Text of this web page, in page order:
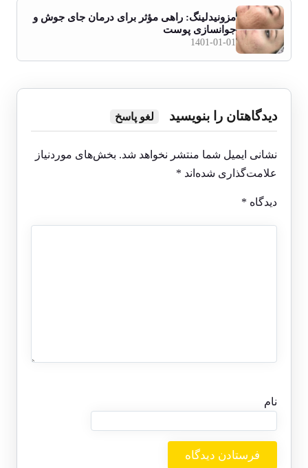
مزونیدلینگ: راهی مؤثر برای درمان جای جوش و
جوانسازی پوست
1401-01-01
دیدگاهتان را بنویسید لغو پاسخ
نشانی ایمیل شما منتشر نخواهد شد. بخش‌های موردنیاز
علامت‌گذاری شده‌اند *
دیدگاه *
نام